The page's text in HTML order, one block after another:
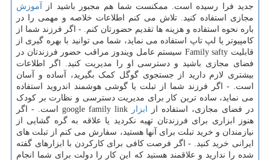
جدید فرا رسیده است. ممکنست شما هم مجبور باشید از آموزش
مجازی استفاده کنید. تلاش می کنم اطلاعات خلاصه و مهمی را در
باره نحوه استفاده و هزینه ها تقدیم حضورتان کنم. - اگر فرزند شما از
کامپیوتر یا لپ تاپ استفاده می نماید، شما می توانید با بهره گیری از
قابلیت Family safty سیستم عامل ویندوز مراقب حضور فرزندتان در
فضای مجازی باشید و دسترسی او را مدیریت کنید. اگر اطلاعات
بیشتری لازم دارید از جستجوی گوگل کمک بگیرید، آساده و آسان
است. - اگر فرزند شما از تبلت یا گوشی هوشمند اندروید استفاده
می نماید، ساده ترین کار برای مدیریت دسترسی و نظارت بر کودک
در فضای مجازی، استفاده از ابزار
google family link است. - اگر
هنوز ابزاری برای فرزندتان تهیه نکردید یا علاقه به گره گشایی از
نیازمندان و خرید تبلت برای آنها هستید، سفارش می کنم از تبلت های
ایرانی خرید کنید. - اگر فرصت کافی برای کارکردن با ابزارهای گفته
شده را ندارید و علاقمند هستید که این کار را دولت برای شما انجام